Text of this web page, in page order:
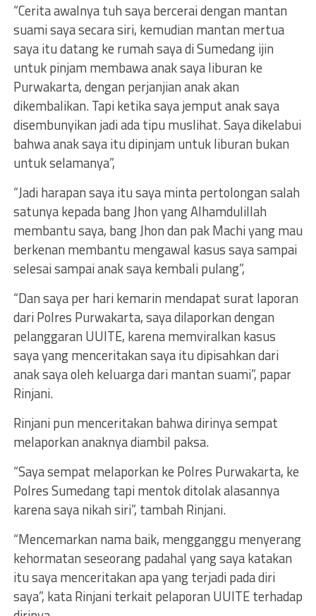
“Cerita awalnya tuh saya bercerai dengan mantan
suami saya secara siri, kemudian mantan mertua
saya itu datang ke rumah saya di Sumedang ijin
untuk pinjam membawa anak saya liburan ke
Purwakarta, dengan perjanjian anak akan
dikembalikan. Tapi ketika saya jemput anak saya
disembunyikan jadi ada tipu muslihat. Saya dikelabui
bahwa anak saya itu dipinjam untuk liburan bukan
untuk selamanya”,
“Jadi harapan saya itu saya minta pertolongan salah
satunya kepada bang Jhon yang Alhamdulillah
membantu saya, bang Jhon dan pak Machi yang mau
berkenan membantu mengawal kasus saya sampai
selesai sampai anak saya kembali pulang”,
“Dan saya per hari kemarin mendapat surat laporan
dari Polres Purwakarta, saya dilaporkan dengan
pelanggaran UUITE, karena memviralkan kasus
saya yang menceritakan saya itu dipisahkan dari
anak saya oleh keluarga dari mantan suami”, papar
Rinjani.
Rinjani pun menceritakan bahwa dirinya sempat
melaporkan anaknya diambil paksa.
“Saya sempat melaporkan ke Polres Purwakarta, ke
Polres Sumedang tapi mentok ditolak alasannya
karena saya nikah siri”, tambah Rinjani.
“Mencemarkan nama baik, mengganggu menyerang
kehormatan seseorang padahal yang saya katakan
itu saya menceritakan apa yang terjadi pada diri
saya”, kata Rinjani terkait pelaporan UUITE terhadap